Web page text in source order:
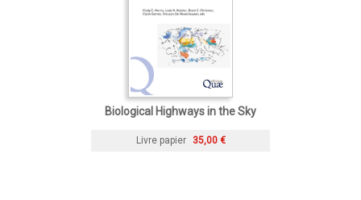
Biological Highways in the Sky
Livre papier 35,00 €